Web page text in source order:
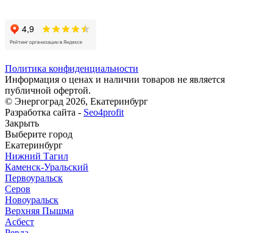
Политика конфиденциальности
Информация о ценах и наличии товаров не является
публичной офертой.
© Энергоград 2026, Екатеринбург
Разработка сайта - Seo4profit
Закрыть
Выберите город
Екатеринбург
Нижний Тагил
Каменск-Уральский
Первоуральск
Серов
Новоуральск
Верхняя Пышма
Асбест